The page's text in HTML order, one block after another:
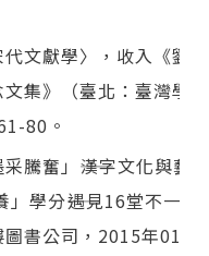
文獻學〉，收入《劉兆
集》（臺北：臺灣學生
80。
騰奮」――漢字文化與藝術
學分――遇見16堂不一樣
書公司，2015年01